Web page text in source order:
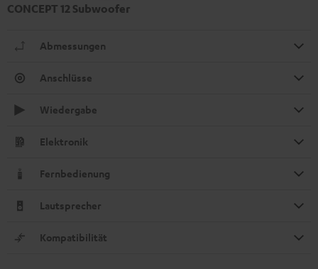
CONCEPT 12 Subwoofer
Abmessungen
Anschlüsse
Wiedergabe
Elektronik
Fernbedienung
Lautsprecher
Kompatibilität